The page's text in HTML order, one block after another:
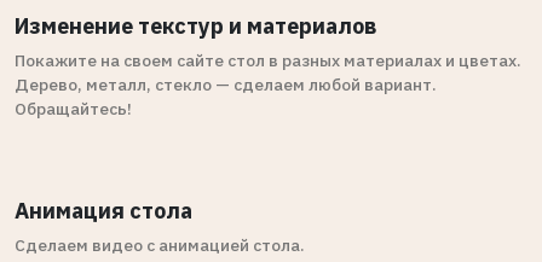
Изменение текстур и материалов
Покажите на своем сайте стол в разных материалах и цветах.
Дерево, металл, стекло — сделаем любой вариант.
Обращайтесь!
Анимация стола
Сделаем видео с анимацией стола.